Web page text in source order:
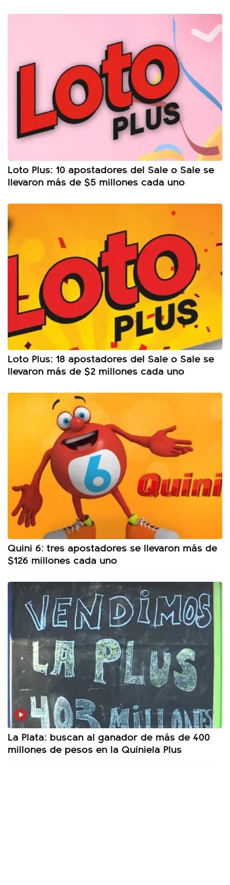
Loto Plus: 10 apostadores del Sale o Sale se
llevaron más de $5 millones cada uno
Loto Plus: 18 apostadores del Sale o Sale se
llevaron más de $2 millones cada uno
Quini 6: tres apostadores se llevaron más de
$126 millones cada uno
La Plata: buscan al ganador de más de 400
millones de pesos en la Quiniela Plus